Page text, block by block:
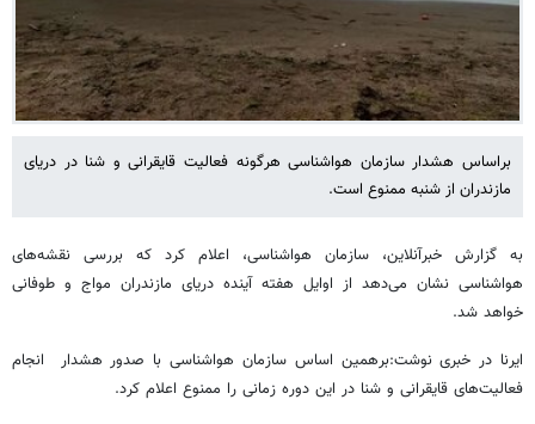
براساس هشدار سازمان هواشناسی هرگونه فعالیت قایقرانی و شنا در دریای
مازندران از شنبه ممنوع است.
به گزارش خبرآنلاین، سازمان هواشناسی، اعلام کرد که بررسی‌ نقشه‌های
هواشناسی نشان می‌دهد از اوایل هفته آینده دریای مازندران مواج و طوفانی
خواهد شد.
ایرنا در خبری نوشت:برهمین اساس سازمان هواشناسی با صدور هشدار انجام
فعالیت‌های قایقرانی و شنا در این دوره زمانی را ممنوع اعلام کرد.